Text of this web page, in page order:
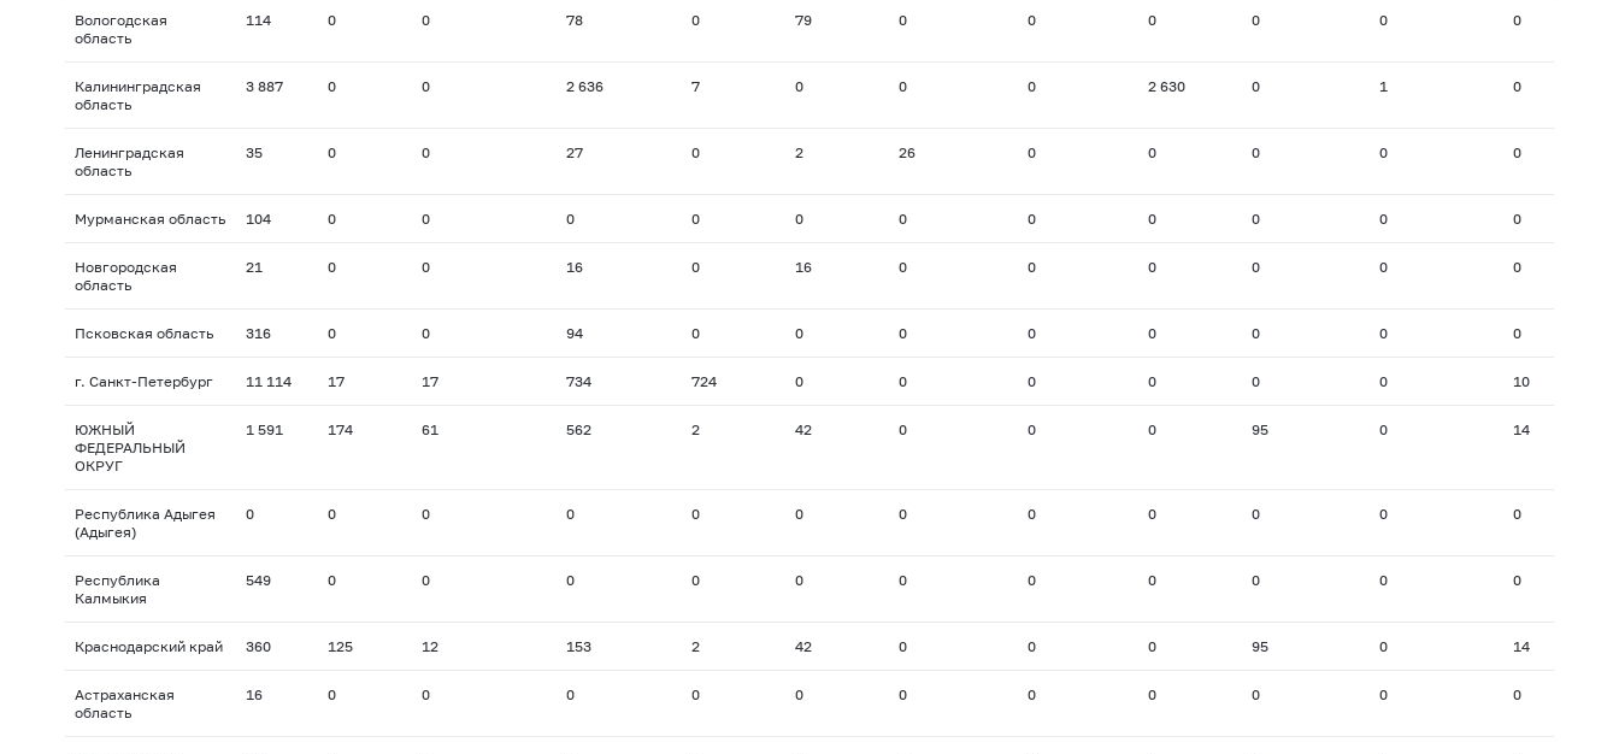
Вологодская
область
114 0 0 78 0 79 0 0 0 0 0 0
Калининградская
область
3 887 0 0 2 636 7 0 0 0 2 630 0 1 0
Ленинградская
область
35 0 0 27 0 2 26 0 0 0 0 0
Мурманская область 104 0 0 0 0 0 0 0 0 0 0 0
Новгородская
область
21 0 0 16 0 16 0 0 0 0 0 0
Псковская область 316 0 0 94 0 0 0 0 0 0 0 0
г. Санкт-Петербург 11 114 17 17 734 724 0 0 0 0 0 0 10
ЮЖНЫЙ
ФЕДЕРАЛЬНЫЙ
ОКРУГ
1 591 174 61 562 2 42 0 0 0 95 0 14
Республика Адыгея
(Адыгея)
0 0 0 0 0 0 0 0 0 0 0 0
Республика
Калмыкия
549 0 0 0 0 0 0 0 0 0 0 0
Краснодарский край 360 125 12 153 2 42 0 0 0 95 0 14
Астраханская
область
16 0 0 0 0 0 0 0 0 0 0 0